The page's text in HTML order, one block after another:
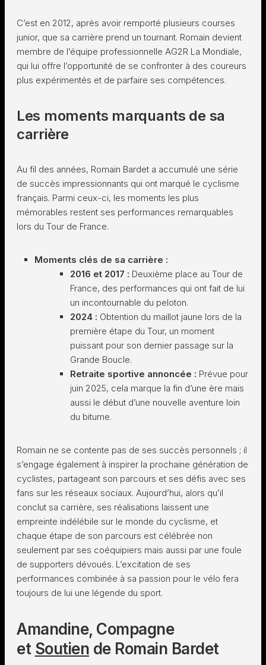
C’est en 2012, après avoir remporté plusieurs courses
junior, que sa carrière prend un tournant. Romain devient
membre de l’équipe professionnelle AG2R La Mondiale,
qui lui offre l’opportunité de se confronter à des coureurs
plus expérimentés et de parfaire ses compétences.
Les moments marquants de sa
carrière
Au fil des années, Romain Bardet a accumulé une série
de succès impressionnants qui ont marqué le cyclisme
français. Parmi ceux-ci, les moments les plus
mémorables restent ses performances remarquables
lors du Tour de France.
Moments clés de sa carrière :
2016 et 2017 : Deuxième place au Tour de
France, des performances qui ont fait de lui
un incontournable du peloton.
2024 : Obtention du maillot jaune lors de la
première étape du Tour, un moment
puissant pour son dernier passage sur la
Grande Boucle.
Retraite sportive annoncée : Prévue pour
juin 2025, cela marque la fin d’une ère mais
aussi le début d’une nouvelle aventure loin
du bitume.
Romain ne se contente pas de ses succès personnels ; il
s’engage également à inspirer la prochaine génération de
cyclistes, partageant son parcours et ses défis avec ses
fans sur les réseaux sociaux. Aujourd’hui, alors qu’il
conclut sa carrière, ses réalisations laissent une
empreinte indélébile sur le monde du cyclisme, et
chaque étape de son parcours est célébrée non
seulement par ses coéquipiers mais aussi par une foule
de supporters dévoués. L’excitation de ses
performances combinée à sa passion pour le vélo fera
toujours de lui une légende du sport.
Amandine, Compagne
et Soutien de Romain Bardet